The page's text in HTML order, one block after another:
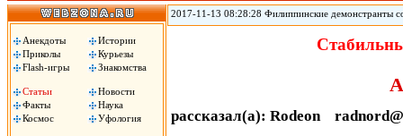
Анекдоты
Истории
Приколы
Курьезы
Flash-игры
Знакомства
Статьи
Новости
Факты
Наука
Космос
Уфология
2017-11-13 08:28:28 Филиппинские демонстранты
против «американского империализма» сожгли
вместе с началом 31-го саммита АСЕАН.
рассказал(а): Rodeon